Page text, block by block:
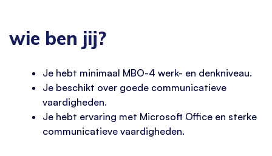
wie ben jij?
Je hebt minimaal MBO-4 werk- en denkniveau.
Je beschikt over goede communicatieve
vaardigheden.
Je hebt ervaring met Microsoft Office en sterke
communicatieve vaardigheden.